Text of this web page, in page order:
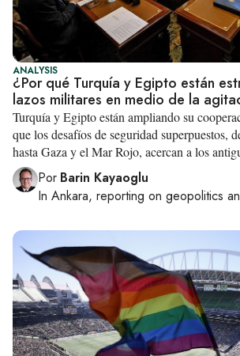
ANALYSIS
¿Por qué Turquía y Egipto están
lazos militares en medio de la
Turquía y Egipto están ampliando su
que los desafíos de seguridad superpuestos,
hasta Gaza y el Mar Rojo, acercan a los
Por Barin Kayaoglu
In Ankara, reporting on geopolitics